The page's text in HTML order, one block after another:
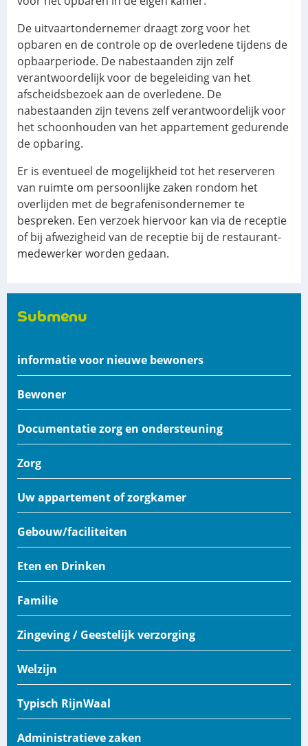
De uitvaartondernemer draagt zorg voor het
opbaren en de controle op de overledene tijdens de
opbaarperiode. De nabestaanden zijn zelf
verantwoordelijk voor de begeleiding van het
afscheidsbezoek aan de overledene. De
nabestaanden zijn tevens zelf verantwoordelijk voor
het schoonhouden van het appartement gedurende
de opbaring.
Er is eventueel de mogelijkheid tot het reserveren
van ruimte om persoonlijke zaken rondom het
overlijden met de begrafenisondernemer te
bespreken. Een verzoek hiervoor kan via de receptie
of bij afwezigheid van de receptie bij de restaurant-
medewerker worden gedaan.
Submenu
informatie voor nieuwe bewoners
Bewoner
Documentatie zorg en ondersteuning
Zorg
Uw appartement of zorgkamer
Gebouw/faciliteiten
Eten en Drinken
Familie
Zingeving / Geestelijk verzorging
Welzijn
Typisch RijnWaal
Administratieve zaken